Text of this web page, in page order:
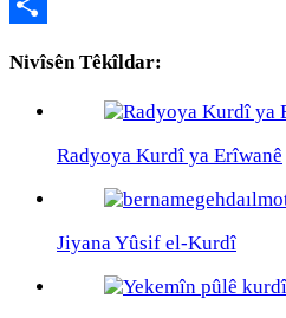
Nivîsên Têkîldar:
Radyoya Kurdî ya Erîwanê
Jiyana Yûsif el-Kurdî